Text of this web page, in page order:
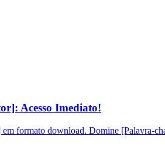
Acesso Imediato!
formato download. Domine [Palavra-